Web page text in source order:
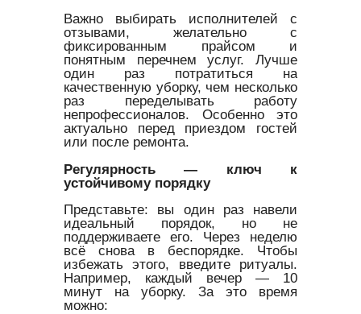
Важно выбирать исполнителей с
отзывами, желательно с
фиксированным прайсом и
понятным перечнем услуг. Лучше
один раз потратиться на
качественную уборку, чем несколько
раз переделывать работу
непрофессионалов. Особенно это
актуально перед приездом гостей
или после ремонта.
Регулярность — ключ к
устойчивому порядку
Представьте: вы один раз навели
идеальный порядок, но не
поддерживаете его. Через неделю
всё снова в беспорядке. Чтобы
избежать этого, введите ритуалы.
Например, каждый вечер — 10
минут на уборку. За это время
можно: